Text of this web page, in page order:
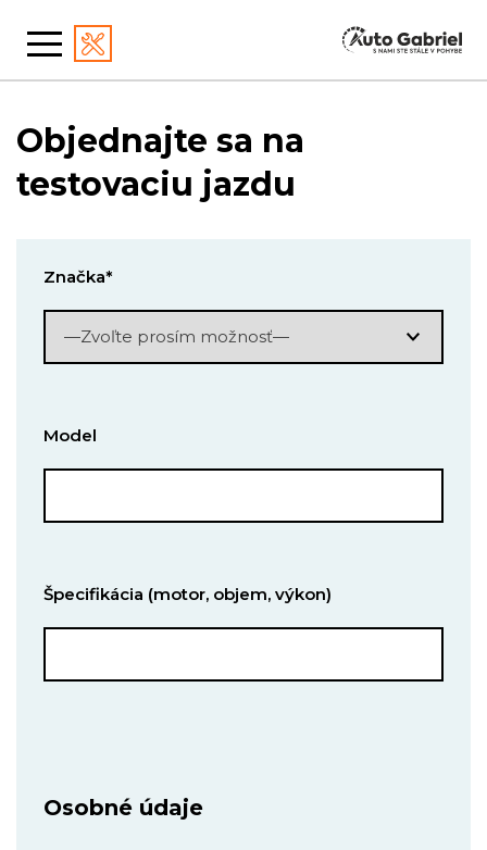
Objednajte sa na
testovaciu jazdu
Značka*
Model
Špecifikácia (motor, objem, výkon)
Osobné údaje